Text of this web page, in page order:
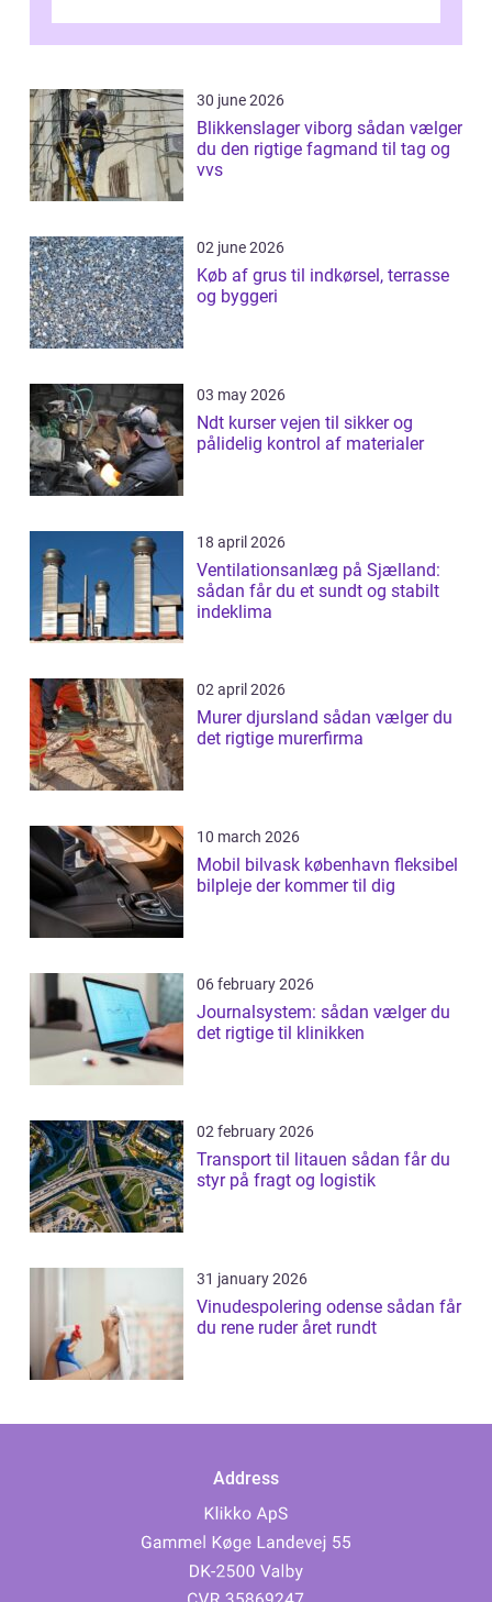
30 june 2026
Blikkenslager viborg sådan vælger
du den rigtige fagmand til tag og
vvs
02 june 2026
Køb af grus til indkørsel, terrasse
og byggeri
03 may 2026
Ndt kurser vejen til sikker og
pålidelig kontrol af materialer
18 april 2026
Ventilationsanlæg på Sjælland:
sådan får du et sundt og stabilt
indeklima
02 april 2026
Murer djursland sådan vælger du
det rigtige murerfirma
10 march 2026
Mobil bilvask københavn fleksibel
bilpleje der kommer til dig
06 february 2026
Journalsystem: sådan vælger du
det rigtige til klinikken
02 february 2026
Transport til litauen sådan får du
styr på fragt og logistik
31 january 2026
Vinudespolering odense sådan får
du rene ruder året rundt
Address